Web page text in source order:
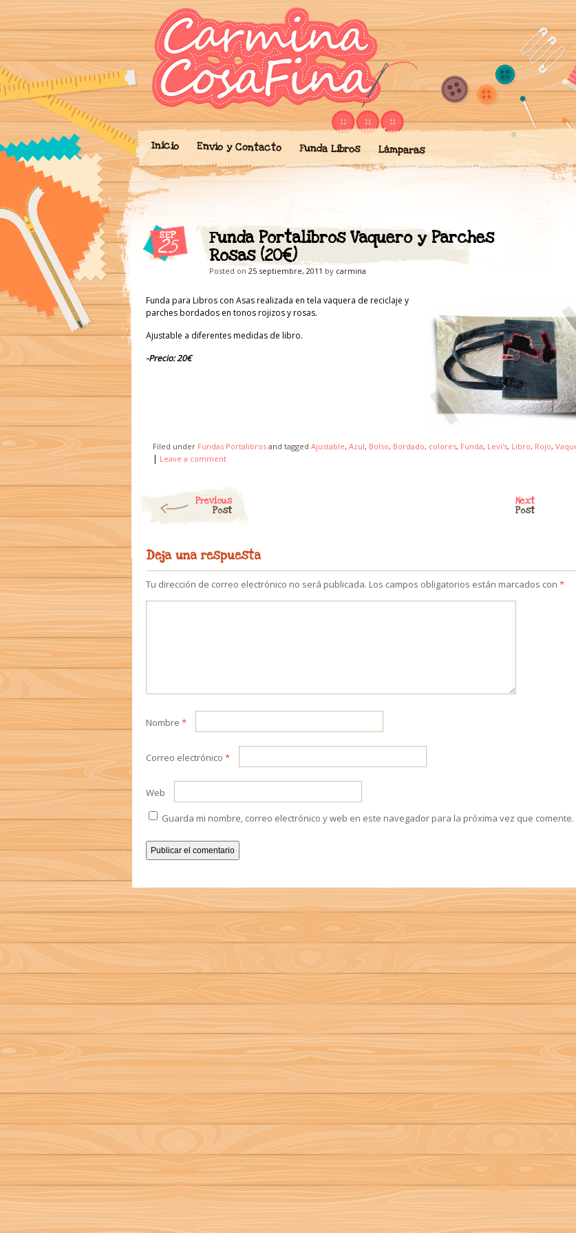
'Cosicas' de
Blog donde expongo mis creaciones de
portalibros, mochilas, lámparas… todo
cariño.
Inicio Envío y Contacto Funda Libros Lámparas
SEP
25
Funda Portalibros Vaquero y Parches
Rosas (20€)
Posted on 25 septiembre, 2011 by carmina
Funda para Libros con Asas realizada en tela vaquera de reciclaje y
parches bordados en tonos rojizos y rosas.
Ajustable a diferentes medidas de libro.
-Precio: 20€
Filed under Fundas Portalibros and tagged Ajustable, Azul, Bolso, Bordado, colores, Funda, Levi's, Libro, Rojo,
| Leave a comment
Previous
Post
Next
Post
Deja una respuesta
Tu dirección de correo electrónico no será publicada. Los campos obligatorios están marcados con *
Nombre *
Correo electrónico *
Web
Guarda mi nombre, correo electrónico y web en este navegador para la próxima vez que comente.